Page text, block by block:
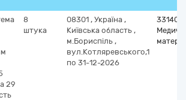
29
8
штука
08301 , Україна ,
Київська область ,
м.Бориспіль ,
вул.Котляревського,1
по 31-12-2026
Медичні